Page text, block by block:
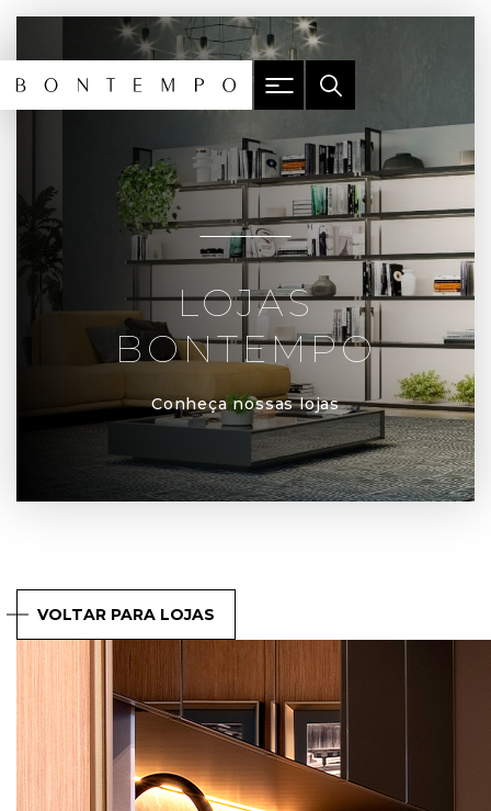
LOJAS
BONTEMPO
Conheça nossas lojas
VOLTAR PARA LOJAS